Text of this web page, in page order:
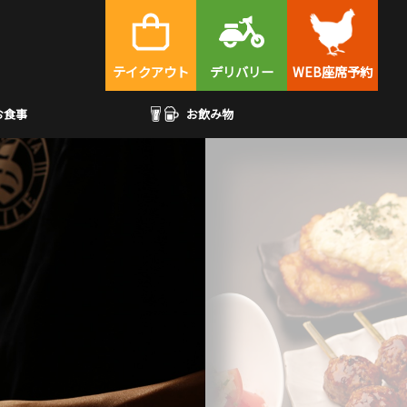
テイクアウト デリバリー WEB座席予約
食事 お飲み物